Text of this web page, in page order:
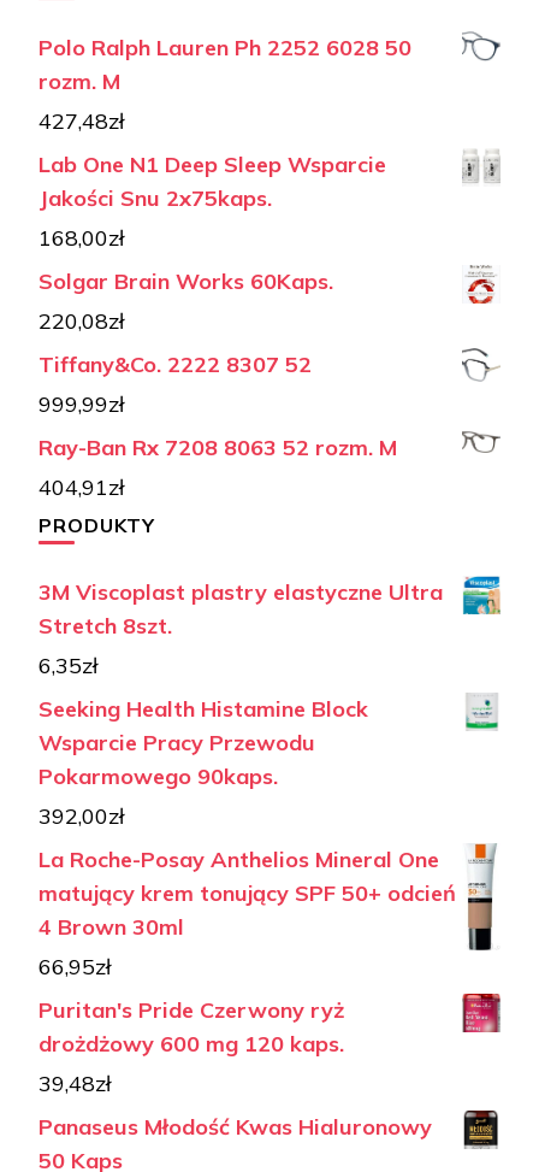
Polo Ralph Lauren Ph 2252 6028 50
rozm. M
427,48zł
Lab One N1 Deep Sleep Wsparcie
Jakości Snu 2x75kaps.
168,00zł
Solgar Brain Works 60Kaps.
220,08zł
Tiffany&Co. 2222 8307 52
999,99zł
Ray-Ban Rx 7208 8063 52 rozm. M
404,91zł
PRODUKTY
3M Viscoplast plastry elastyczne Ultra
Stretch 8szt.
6,35zł
Seeking Health Histamine Block
Wsparcie Pracy Przewodu
Pokarmowego 90kaps.
392,00zł
La Roche-Posay Anthelios Mineral One
matujący krem tonujący SPF 50+ odcień
4 Brown 30ml
66,95zł
Puritan's Pride Czerwony ryż
drożdżowy 600 mg 120 kaps.
39,48zł
Panaseus Młodość Kwas Hialuronowy
50 Kaps